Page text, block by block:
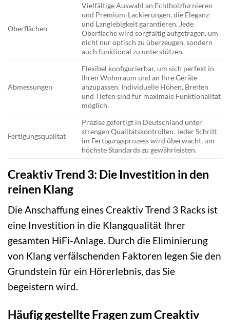
Oberflächen
Vielfältige Auswahl an Echtholzfurnieren
und Premium-Lackierungen, die Eleganz
und Langlebigkeit garantieren. Jede
Oberfläche wird sorgfältig aufgetragen, um
nicht nur optisch zu überzeugen, sondern
auch funktional zu unterstützen.
Abmessungen
Flexibel konfigurierbar, um sich perfekt in
Ihren Wohnraum und an Ihre Geräte
anzupassen. Individuelle Höhen, Breiten
und Tiefen sind für maximale Funktionalität
möglich.
Fertigungsqualität
Präzise gefertigt in Deutschland unter
strengen Qualitätskontrollen. Jeder Schritt
im Fertigungsprozess wird überwacht, um
höchste Standards zu gewährleisten.
Creaktiv Trend 3: Die Investition in den
reinen Klang
Die Anschaffung eines Creaktiv Trend 3 Racks ist
eine Investition in die Klangqualität Ihrer
gesamten HiFi-Anlage. Durch die Eliminierung
von Klang verfälschenden Faktoren legen Sie den
Grundstein für ein Hörerlebnis, das Sie
begeistern wird.
Häufig gestellte Fragen zum Creaktiv